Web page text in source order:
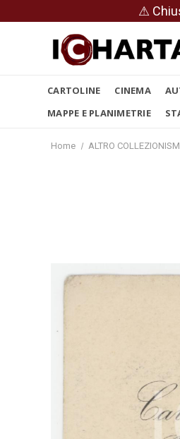
⚠
CARTOLINE CINEMA
MAPPE E PLANIMETRIE
Home ALTRO